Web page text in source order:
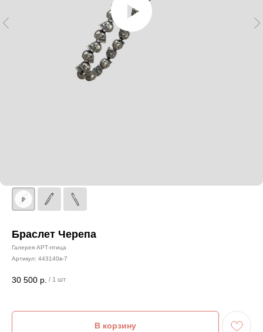
Браслет Черепа
Галерея АРТ-птица
Артикул: 443140в-7
30 500 р. / 1 шт
В корзину